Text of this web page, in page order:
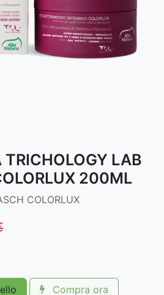
LAB
200ML
COLORLUX
Compra ora